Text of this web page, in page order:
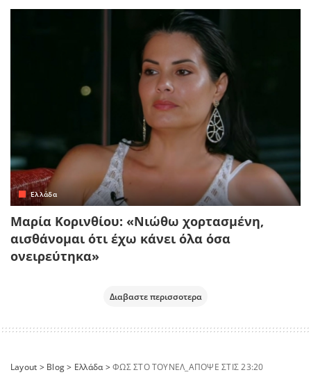
Ελλάδα
Μαρία Κορινθίου: «Νιώθω χορτασμένη,
αισθάνομαι ότι έχω κάνει όλα όσα
ονειρεύτηκα»
Διαβαστε περισσοτερα
Layout > Blog> Ελλάδα>ΦΩΣ ΣΤΟ ΤΟΥΝΕΛ_ΑΠΟΨΕ ΣΤΙΣ 23:20